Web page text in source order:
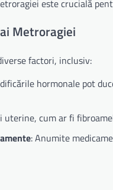
este crucială
Metroragiei
factori, inclusiv:
hormonale pot
uterine, cum ar fi
: Anumite